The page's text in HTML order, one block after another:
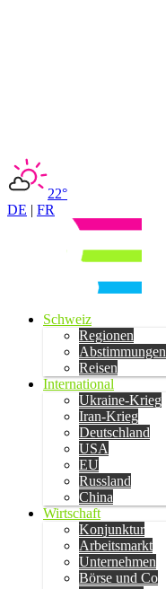
22°
DE | FR
Schweiz
Regionen
Abstimmungen
Reisen
International
Ukraine-Krieg
Iran-Krieg
Deutschland
USA
EU
Russland
China
Wirtschaft
Konjunktur
Arbeitsmarkt
Unternehmen
Börse und Co